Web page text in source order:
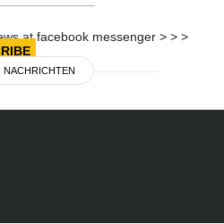
at facebook messenger > > >
NACHRICHTEN